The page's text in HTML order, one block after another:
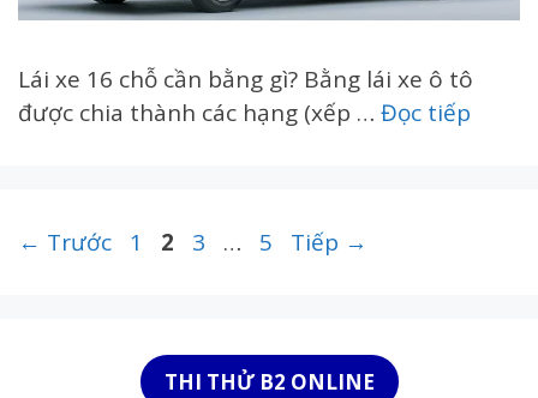
Lái xe 16 chỗ cần bằng gì? Bằng lái xe ô tô
được chia thành các hạng (xếp … Đọc tiếp
← Trước Trang
1 Trang
2 Trang
3 … Trang
5 Tiếp →
THI THỬ B2 ONLINE